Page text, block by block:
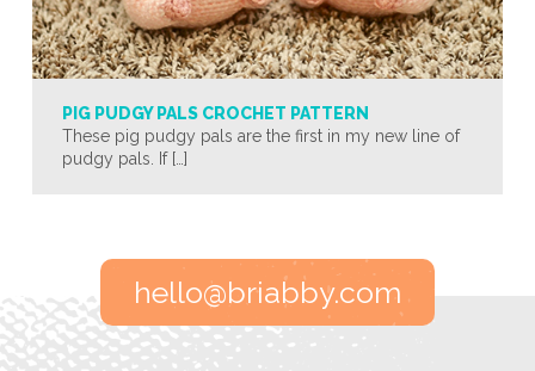
PIG PUDGY PALS CROCHET PATTERN
These pig pudgy pals are the first in my new line of
pudgy pals. If […]
hello@briabby.com